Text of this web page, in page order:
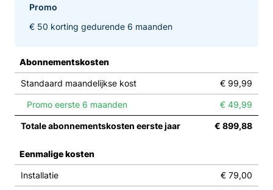
Promo
€ 50 korting gedurende 6 maanden
Abonnementskosten
Standaard maandelijkse kost € 99,99
Promo eerste 6 maanden € 49,99
Totale abonnementskosten eerste jaar € 899,88
Eenmalige kosten
Installatie € 79,00